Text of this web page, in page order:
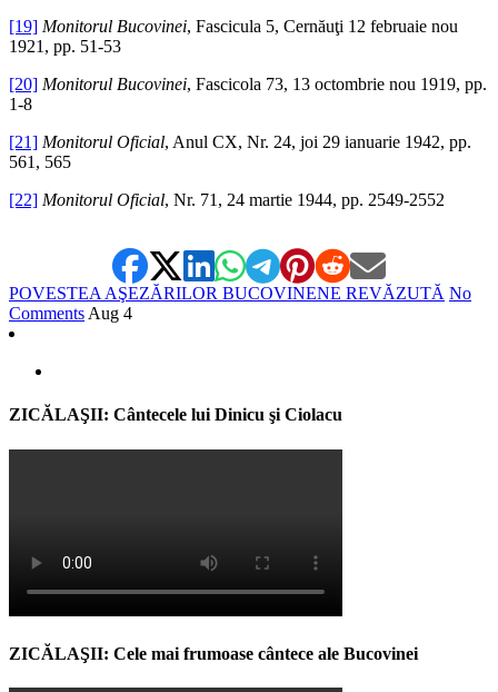
[19] Monitorul Bucovinei, Fascicula 5, Cernăuţi 12 februaie nou
1921, pp. 51-53
[20] Monitorul Bucovinei, Fascicola 73, 13 octombrie nou 1919, pp.
1-8
[21] Monitorul Oficial, Anul CX, Nr. 24, joi 29 ianuarie 1942, pp.
561, 565
[22] Monitorul Oficial, Nr. 71, 24 martie 1944, pp. 2549-2552
POVESTEA AŞEZĂRILOR BUCOVINENE REVĂZUTĂ No
Comments Aug 4
ZICĂLAŞII: Cântecele lui Dinicu şi Ciolacu
ZICĂLAŞII: Cele mai frumoase cântece ale Bucovinei